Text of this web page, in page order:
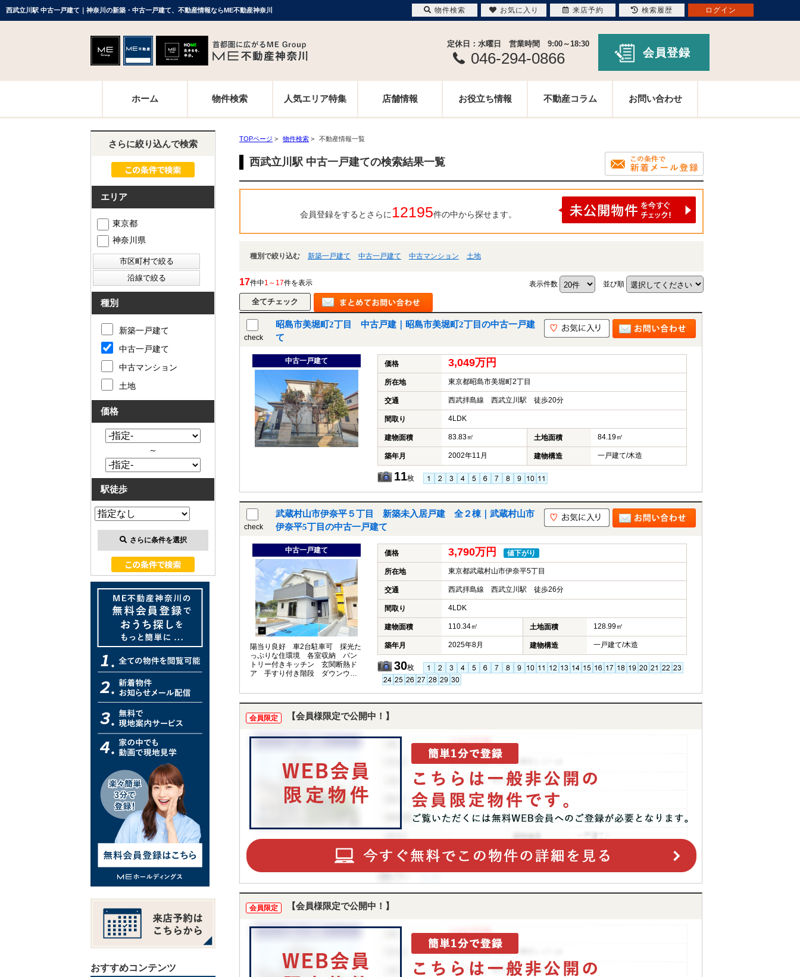
西武立川駅 中古一戸建て｜神奈川の新築・中古一戸建て、不動産情報ならME不動産神奈川
定休日：水曜日 営業時間 9:00～18:30
046-294-0866 会員登録
ホーム 物件検索 人気エリア特集 店舗情報 お役立ち情報 不動産コラム お問い合わせ
TOPページ > 物件検索 > 不動産情報一覧
西武立川駅 中古一戸建ての検索結果一覧
会員登録をするとさらに 12195件の中から探せます。
種別で絞り込む 新築一戸建て 中古一戸建て 中古マンション 土地
17件中1～17件を表示 表示件数 並び順
check
昭島市美堀町2丁目 中古戸建｜昭島市美堀町2丁目の中古一戸建
て
中古一戸建て 価格 3,049万円
所在地 東京都昭島市美堀町2丁目
交通 西武拝島線 西武立川駅 徒歩20分
間取り 4LDK
建物面積 83.83㎡ 土地面積 84.19㎡
築年月 2002年11月 建物構造 一戸建て/木造
11枚
check
武蔵村山市伊奈平５丁目 新築未入居戸建 全２棟｜武蔵村山市
伊奈平5丁目の中古一戸建て
中古一戸建て
陽当り良好 車2台駐車可 採光た
っぷりな住環境 各室収納 パン
トリー付きキッチン 玄関断熱ド
ア 手すり付き階段 ダウンウォ
価格 3,790万円 値下がり
所在地 東京都武蔵村山市伊奈平5丁目
交通 西武拝島線 西武立川駅 徒歩26分
間取り 4LDK
建物面積 110.34㎡ 土地面積 128.99㎡
築年月 2025年8月 建物構造 一戸建て/木造
30枚
会員限定 【会員様限定で公開中！】
会員限定 【会員様限定で公開中！】
さらに絞り込んで検索
エリア
東京都
神奈川県
種別
新築一戸建て
中古一戸建て
中古マンション
土地
価格
～
駅徒歩
さらに条件を選択
おすすめコンテンツ
物件検索 お気に入り 来店予約 検索履歴 ログイン